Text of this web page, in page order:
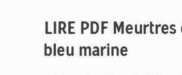
LIRE PDF Meurtres
bleu marine